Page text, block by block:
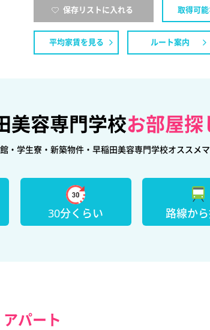
保存リストに入れる 取得可
平均家賃を見る ルート案内
美容専門学校お部屋探
・学生寮・新築物件・早稲田美容専門学校オススメ
30分くらい 路線か
パート